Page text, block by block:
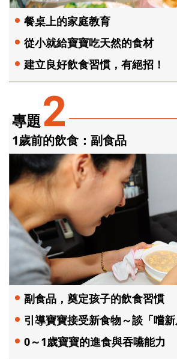
專題2
1歲前的飲食：副食品
副食品，奠定孩子的飲食習慣
引導寶寶接受新食物～談「嚐新
0～1歲寶寶的進食與吞嚥能力
餐桌上的家庭教育
從小就給寶寶吃天然的食材
建立良好飲食習慣，有絕招！